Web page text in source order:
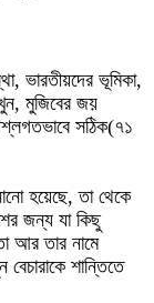
ভারতীয়দের ভূমিকা,
মুজিবের জয়
সঠিক(৭১
হয়েছে, তা থেকে
জন্য যা কিছু
আর তার নামে
শান্তিতে